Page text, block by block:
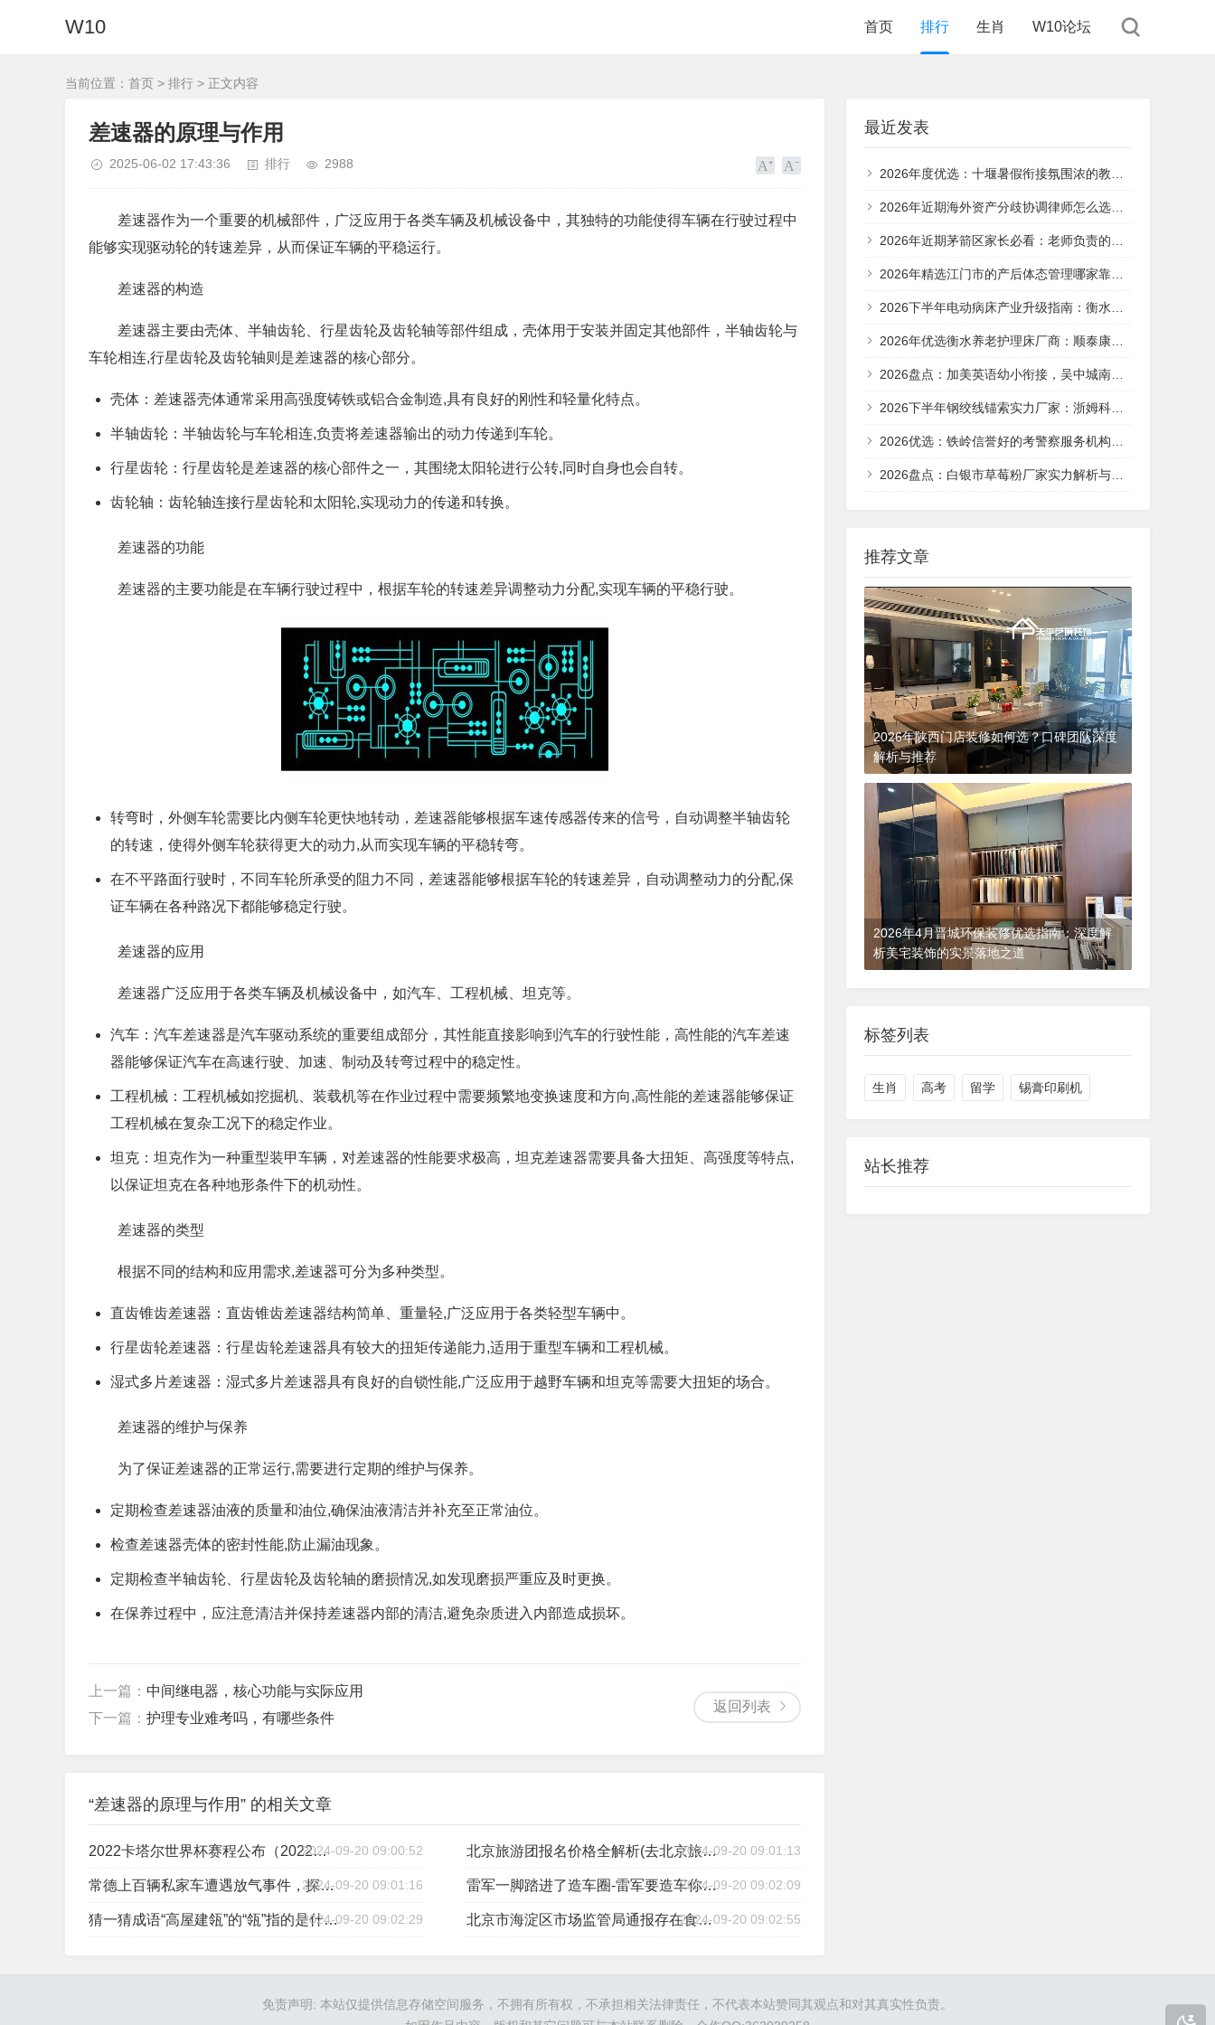
W10 首页 排行 生肖 W10论坛
当前位置： 首页 > 排行 > 正文内容
差速器的原理与作用
2025-06-02 17:43:36 排行 2988
差速器作为一个重要的机械部件，广泛应用于各类车辆及机械设备中，其独特的功能使得车辆在行驶过程中
能够实现驱动轮的转速差异，从而保证车辆的平稳运行。
差速器的构造
差速器主要由壳体、半轴齿轮、行星齿轮及齿轮轴等部件组成，壳体用于安装并固定其他部件，半轴齿轮与
车轮相连,行星齿轮及齿轮轴则是差速器的核心部分。
壳体：差速器壳体通常采用高强度铸铁或铝合金制造,具有良好的刚性和轻量化特点。
半轴齿轮：半轴齿轮与车轮相连,负责将差速器输出的动力传递到车轮。
行星齿轮：行星齿轮是差速器的核心部件之一，其围绕太阳轮进行公转,同时自身也会自转。
齿轮轴：齿轮轴连接行星齿轮和太阳轮,实现动力的传递和转换。
差速器的功能
差速器的主要功能是在车辆行驶过程中，根据车轮的转速差异调整动力分配,实现车辆的平稳行驶。
转弯时，外侧车轮需要比内侧车轮更快地转动，差速器能够根据车速传感器传来的信号，自动调整半轴齿轮
的转速，使得外侧车轮获得更大的动力,从而实现车辆的平稳转弯。
在不平路面行驶时，不同车轮所承受的阻力不同，差速器能够根据车轮的转速差异，自动调整动力的分配,保
证车辆在各种路况下都能够稳定行驶。
差速器的应用
差速器广泛应用于各类车辆及机械设备中，如汽车、工程机械、坦克等。
汽车：汽车差速器是汽车驱动系统的重要组成部分，其性能直接影响到汽车的行驶性能，高性能的汽车差速
器能够保证汽车在高速行驶、加速、制动及转弯过程中的稳定性。
工程机械：工程机械如挖掘机、装载机等在作业过程中需要频繁地变换速度和方向,高性能的差速器能够保证
工程机械在复杂工况下的稳定作业。
坦克：坦克作为一种重型装甲车辆，对差速器的性能要求极高，坦克差速器需要具备大扭矩、高强度等特点,
以保证坦克在各种地形条件下的机动性。
差速器的类型
根据不同的结构和应用需求,差速器可分为多种类型。
直齿锥齿差速器：直齿锥齿差速器结构简单、重量轻,广泛应用于各类轻型车辆中。
行星齿轮差速器：行星齿轮差速器具有较大的扭矩传递能力,适用于重型车辆和工程机械。
湿式多片差速器：湿式多片差速器具有良好的自锁性能,广泛应用于越野车辆和坦克等需要大扭矩的场合。
差速器的维护与保养
为了保证差速器的正常运行,需要进行定期的维护与保养。
定期检查差速器油液的质量和油位,确保油液清洁并补充至正常油位。
检查差速器壳体的密封性能,防止漏油现象。
定期检查半轴齿轮、行星齿轮及齿轮轴的磨损情况,如发现磨损严重应及时更换。
在保养过程中，应注意清洁并保持差速器内部的清洁,避免杂质进入内部造成损坏。
返回列表
上一篇： 中间继电器，核心功能与实际应用
下一篇： 护理专业难考吗，有哪些条件
“差速器的原理与作用” 的相关文章
2022卡塔尔世界杯赛程公布（2022卡塔尔世界杯赛程时间表打印北京时间）
2024-09-20 09:00:52 北京旅游团报名价格全解析(去北京旅游团报名价格表一个人多少钱啊)
2024-09-20 09:01:13
常德上百辆私家车遭遇放气事件，探究背后的原因与应对之策-常德上百辆私家车被放气
2024-09-20 09:01:16 雷军一脚踏进了造车圈-雷军要造车你知道吗
2024-09-20 09:02:09
猜一猜成语“高屋建瓴”的“瓴”指的是什么？（高屋建瓴里的瓴是什么意思）
2024-09-20 09:02:29 北京市海淀区市场监管局通报存在食品安全问题被查处的餐饮单位 （2023年第十一期）
2024-09-20 09:02:55
最近发表
2026年度优选：十堰暑假衔接氛围浓的教培机构如何炼成
2026年近期海外资产分歧协调律师怎么选？专业视角解析选型关键
2026年近期茅箭区家长必看：老师负责的考试冲刺服务团队如何
2026年精选江门市的产后体态管理哪家靠谱——专业产康机构深度筛选指南
2026下半年电动病床产业升级指南：衡水顺泰康源的技术突围与市场布局
2026年优选衡水养老护理床厂商：顺泰康源的深耕与突围
2026盘点：加美英语幼小衔接，吴中城南街道家长信赖的专业之选
2026下半年钢绞线锚索实力厂家：浙姆科技（锚索）如何重塑岩土锚固采购新标杆
2026优选：铁岭信誉好的考警察服务机构怎么选？——导氮教育以严管督学赢得口碑
2026盘点：白银市草莓粉厂家实力解析与选型指南——沃特莱斯生物科技
推荐文章
2026年陕西门店装修如何选？口碑团队深度
解析与推荐
2026-05-03 01:34:01 排行
2026年4月晋城环保装修优选指南：深度解
析美宅装饰的实景落地之道
标签列表
生肖 高考 留学 锡膏印刷机
站长推荐
免责声明: 本站仅提供信息存储空间服务，不拥有所有权，不承担相关法律责任，不代表本站赞同其观点和对其真实性负责。